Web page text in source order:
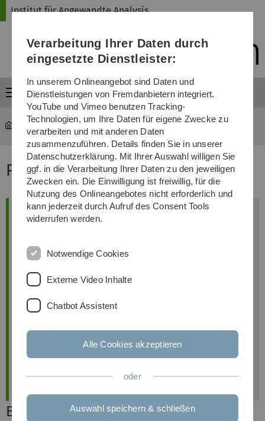
Direkt
Direkt
Direkt
(Sprache,
Drucken,
Media)
Direkt
Direkt
Institut für Angewandte Analysis
Menü
Programme & Social Activities
Programme & Social Activities
Timetable
Book of abstracts
Verarbeitung Ihrer Daten durch
eingesetzte Dienstleister:
In unserem Onlineangebot sind Daten und
Dienstleistungen von Fremdanbietern integriert.
YouTube und Vimeo benutzen Tracking-
Technologien, um Ihre Daten für eigene Zwecke zu
verarbeiten und mit anderen Daten
zusammenzuführen. Details finden Sie in unserer
Datenschutzerklärung. Mit Ihrer Auswahl willigen Sie
ggf. in die Verarbeitung Ihrer Daten zu den jeweiligen
Zwecken ein. Die Einwilligung ist freiwillig, für die
Nutzung des Onlineangebotes nicht erforderlich und
kann jederzeit durch Aufruf des Consent Tools
widerrufen werden.
Notwendige Cookies
Externe Video Inhalte
Chatbot Assistent
Alle Cookies akzeptieren
oder
Auswahl speichern & schließen